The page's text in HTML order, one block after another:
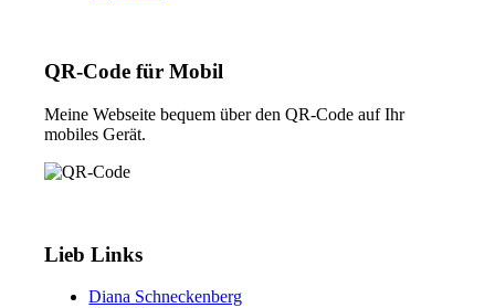
QR-Code für Mobil
Meine Webseite bequem über den QR-Code auf Ihr
mobiles Gerät.
Lieb Links
Diana Schneckenberg